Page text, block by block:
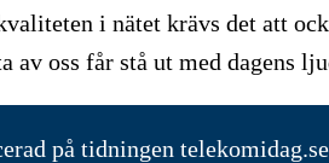
i nätet krävs det att
av oss får stå ut med dagens
på tidningen telekomidag.se